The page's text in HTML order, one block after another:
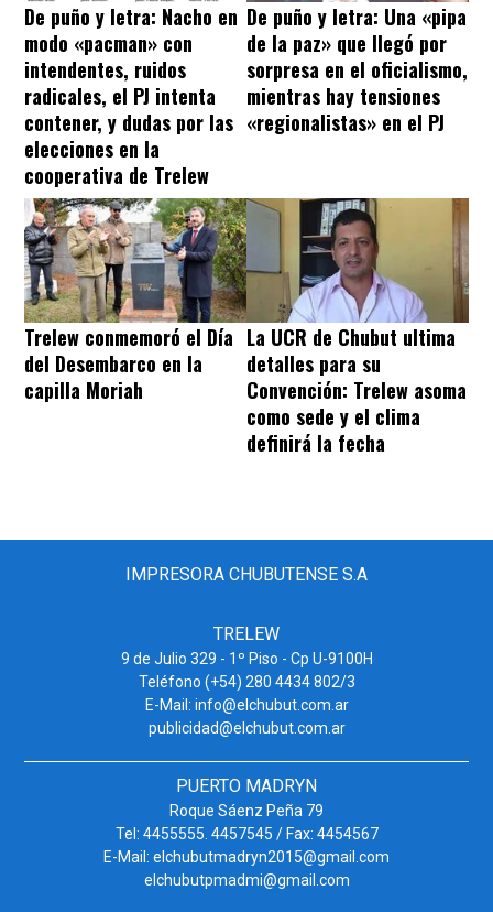
De puño y letra: Nacho en
modo «pacman» con
intendentes, ruidos
radicales, el PJ intenta
contener, y dudas por las
elecciones en la
cooperativa de Trelew
De puño y letra: Una «pipa
de la paz» que llegó por
sorpresa en el oficialismo,
mientras hay tensiones
«regionalistas» en el PJ
Trelew conmemoró el Día
del Desembarco en la
capilla Moriah
La UCR de Chubut ultima
detalles para su
Convención: Trelew asoma
como sede y el clima
definirá la fecha
IMPRESORA CHUBUTENSE S.A
TRELEW
9 de Julio 329 - 1º Piso - Cp U-9100H
Teléfono (+54) 280 4434 802/3
E-Mail: info@elchubut.com.ar
publicidad@elchubut.com.ar
PUERTO MADRYN
Roque Sáenz Peña 79
Tel: 4455555. 4457545 / Fax: 4454567
E-Mail: elchubutmadryn2015@gmail.com
elchubutpmadmi@gmail.com